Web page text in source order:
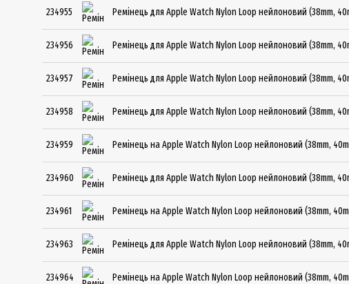
234955 Ремінець для Apple Watch Nylon Loop нейлоновий (38mm,
234956 Ремінець для Apple Watch Nylon Loop нейлоновий (38mm,
234957 Ремінець для Apple Watch Nylon Loop нейлоновий (38mm,
234958 Ремінець для Apple Watch Nylon Loop нейлоновий (38mm,
234959 Ремінець на Apple Watch Nylon Loop нейлоновий (38mm,
234960 Ремінець для Apple Watch Nylon Loop нейлоновий (38mm,
234961 Ремінець на Apple Watch Nylon Loop нейлоновий (38mm,
234963 Ремінець для Apple Watch Nylon Loop нейлоновий (38mm,
234964 Ремінець на Apple Watch Nylon Loop нейлоновий (38mm,